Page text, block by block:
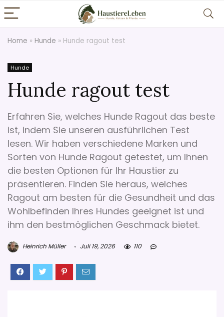
Home » Hunde » Hunde ragout test
Hunde
Hunde ragout test
Erfahren Sie, welches Hunde Ragout das beste
ist, indem Sie unseren ausführlichen Test
lesen. Wir haben verschiedene Marken und
Sorten von Hunde Ragout getestet, um Ihnen
die besten Optionen für Ihr Haustier zu
präsentieren. Finden Sie heraus, welches
Ragout am besten für die Gesundheit und das
Wohlbefinden Ihres Hundes geeignet ist und
ihm den bestmöglichen Geschmack bietet.
Heinrich Müller Juli 19, 2026 110